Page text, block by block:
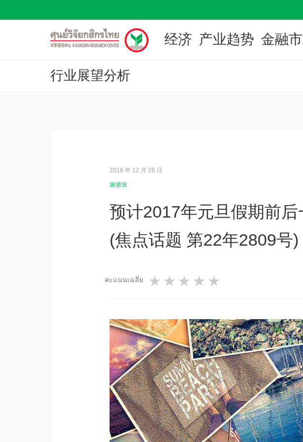
经济 产业趋势 金融
行业展望分析
2016 年 12 月 28 日
旅游业
预计2017年元旦假期前
(焦点话题 第22年2809号)
คะแนนเฉลี่ย 4 stars
3 stars
2 stars
1 star